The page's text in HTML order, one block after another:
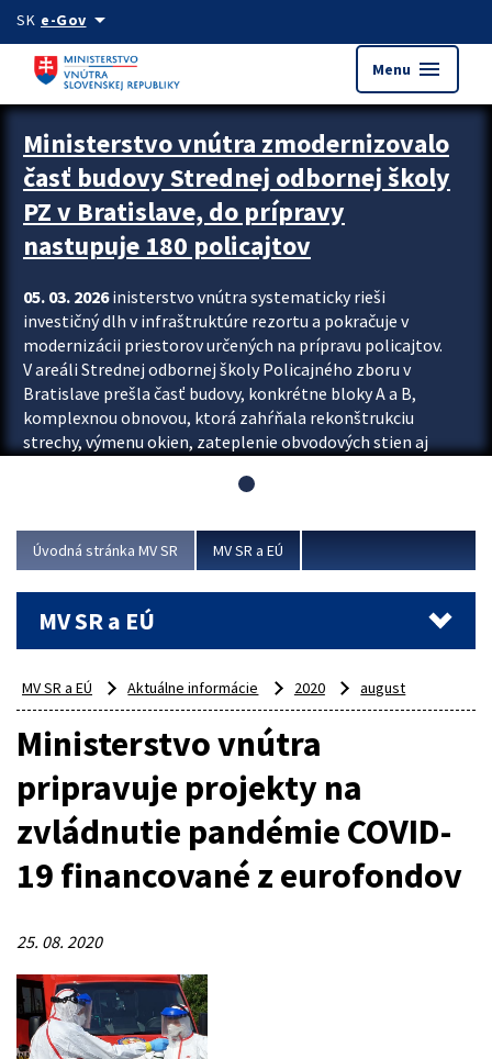
Preskocit na hlavný obsah
SK e-Govarrow_drop_down
Menu menu
Ministerstvo vnútra zmodernizovalo
časť budovy Strednej odbornej školy
PZ v Bratislave, do prípravy
nastupuje 180 policajtov
05. 03. 2026inisterstvo vnútra systematicky rieši
investičný dlh v infraštruktúre rezortu a pokračuje v
modernizácii priestorov určených na prípravu policajtov.
V areáli Strednej odbornej školy Policajného zboru v
Bratislave prešla časť budovy, konkrétne bloky A a B,
komplexnou obnovou, ktorá zahŕňala rekonštrukciu
strechy, výmenu okien, zateplenie obvodových stien aj
aj interiéru, kde vznikli nové učebne a moderné
Viac
Úvodná stránka MV SR MV SR a EÚ
MV SR a EÚ
MV SR a EÚ Aktuálne informácie 2020 august
Ministerstvo vnútra
pripravuje projekty na
zvládnutie pandémie COVID-
19 financované z eurofondov
25. 08. 2020